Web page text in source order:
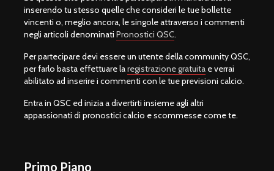
inserendo tu stesso quelle che consideri le tue bollette
vincenti o, meglio ancora, le singole attraverso i commenti
negli articoli denominati Pronostici QSC.
Per partecipare devi essere un utente della community QSC,
per farlo basta effettuare laregistrazione gratuita e verrai
abilitato ad inserire i commenti con le tue previsioni calcio.
Entra in QSC ed inizia a divertirti insieme agli altri
appassionati di pronostici calcio e scommesse come te.
Primo Piano